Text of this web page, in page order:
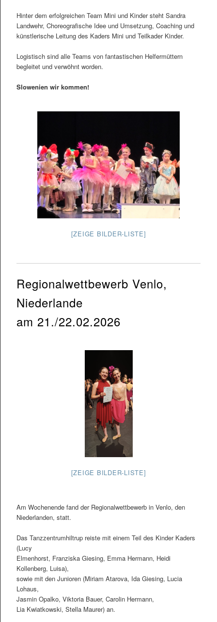
Hinter dem erfolgreichen Team Mini und Kinder steht Sandra
Landwehr, Choreografische Idee und Umsetzung, Coaching und
künstlerische Leitung des Kaders Mini und Teilkader Kinder.
Logistisch sind alle Teams von fantastischen Helfermüttern
begleitet und verwöhnt worden.
Slowenien wir kommen!
[ZEIGE BILDER-LISTE]
Regionalwettbewerb Venlo,
Niederlande
am 21./22.02.2026
[ZEIGE BILDER-LISTE]
Am Wochenende fand der Regionalwettbewerb in Venlo, den
Niederlanden, statt.
Das Tanzzentrumhiltrup reiste mit einem Teil des Kinder Kaders
(Lucy
Elmenhorst, Franziska Giesing, Emma Hermann, Heidi
Kollenberg, Luisa),
sowie mit den Junioren (Miriam Atarova, Ida Giesing, Lucia
Lohaus,
Jasmin Opalko, Viktoria Bauer, Carolin Hermann,
Lia Kwiatkowski, Stella Maurer) an.